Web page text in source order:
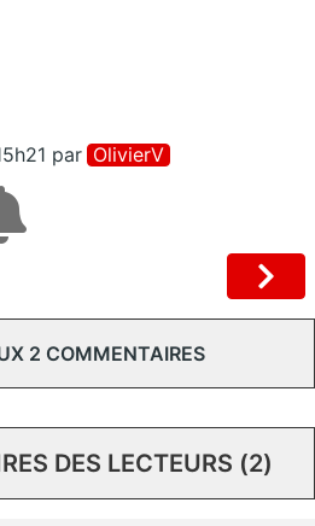
par OlivierV
2 COMMENTAIRES
DES LECTEURS (2)